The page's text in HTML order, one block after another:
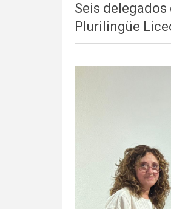
Seis delegados
Plurilingüe